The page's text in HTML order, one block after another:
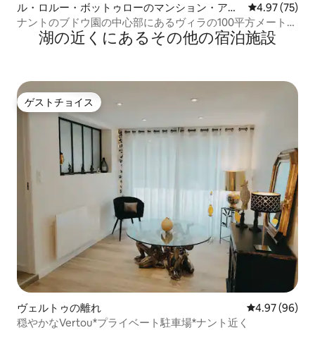
ル・ロルー・ボットゥローのマンション・アパ
ート
レビュー75
4.97 (75)
ナントのブドウ園の中心部にあるヴィラの100平方メートル
の地下湖の近くにあるその他の宿泊施設
ゲストチョイス
ゲストチョイス
ヴェルトゥの離れ レビュー96
4.97 (96)
穏やかなVertou*プライベート駐車場*ナント近く